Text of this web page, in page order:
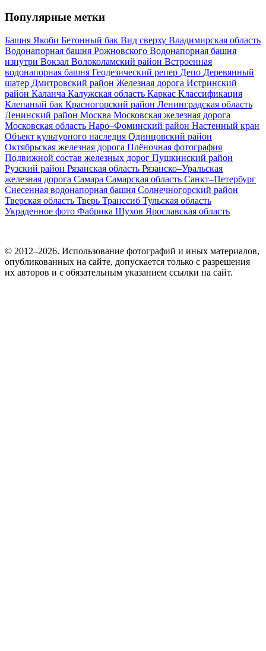
Популярные метки
Башня Якоби Бетонный бак Вид сверху Владимирская область
Водонапорная башня Рожновского Водонапорная башня
изнутри Вокзал Волоколамский район Встроенная
водонапорная башня Геодезический репер Депо Деревянный
шатер Дмитровский район Железная дорога Истринский
район Каланча Калужская область Каркас Классификация
Клепаный бак Красногорский район Ленинградская область
Ленинский район Москва Московская железная дорога
Московская область Наро–Фоминский район Настенный кран
Объект культурного наследия Одинцовский район
Октябрьская железная дорога Плёночная фотография
Подвижной состав железных дорог Пушкинский район
Рузский район Рязанская область Рязанско–Уральская
железная дорога Самара Самарская область Санкт–Петербург
Снесенная водонапорная башня Солнечногорский район
Тверская область Тверь Транссиб Тульская область
Украденное фото Фабрика Шухов Ярославская область
© 2012–2026. Использование фотографий и иных материалов,
опубликованных на сайте, допускается только с разрешения
их авторов и c обязательным указанием ссылки на сайт.